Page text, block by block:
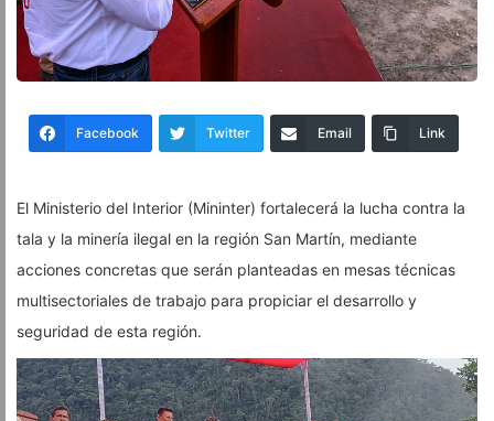
Facebook Twitter Email Link
El Ministerio del Interior (Mininter) fortalecerá la lucha contra la
tala y la minería ilegal en la región San Martín, mediante
acciones concretas que serán planteadas en mesas técnicas
multisectoriales de trabajo para propiciar el desarrollo y
seguridad de esta región.